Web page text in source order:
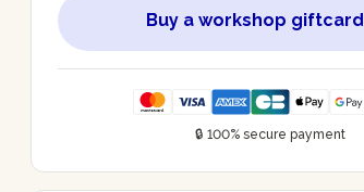
Buy a workshop giftcard
🔒 100% secure payment